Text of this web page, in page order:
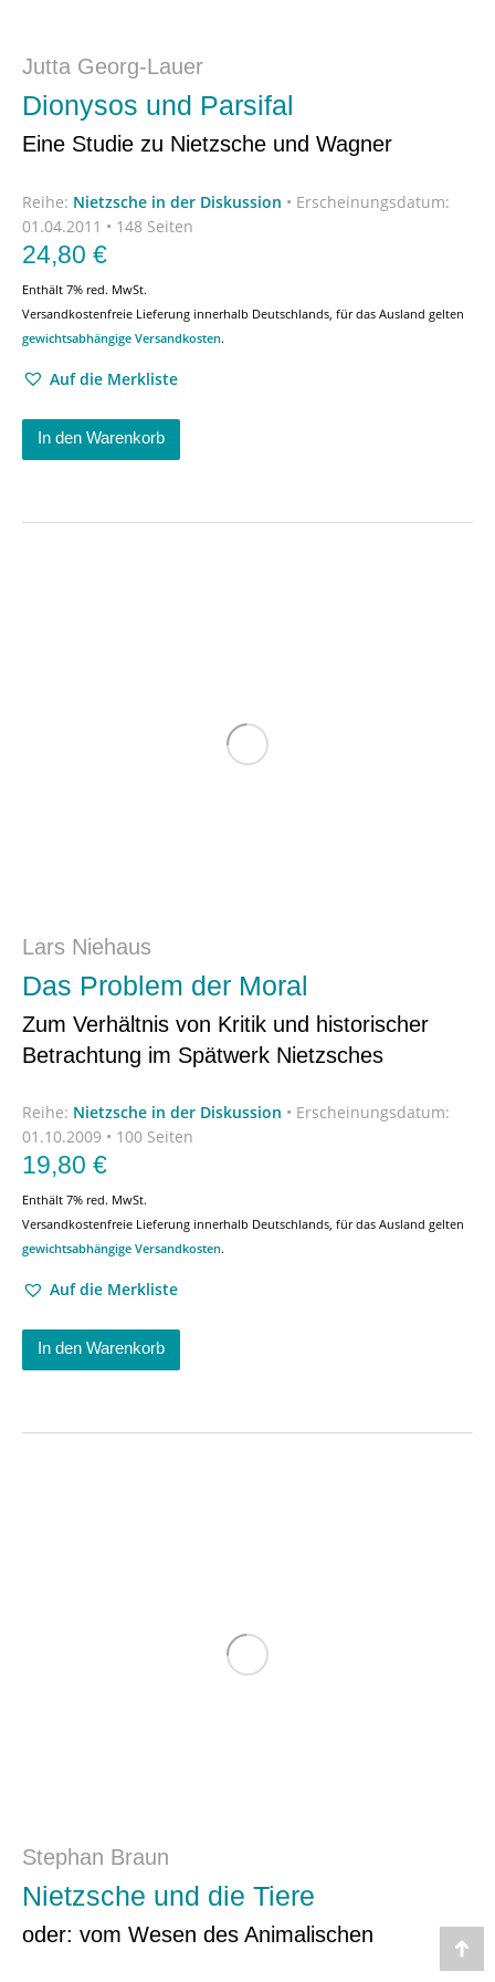
Jutta Georg-Lauer
Dionysos und Parsifal
Eine Studie zu Nietzsche und Wagner
Reihe: Nietzsche in der Diskussion • Erscheinungsdatum:
01.04.2011 • 148 Seiten
24,80 €
Enthält 7% red. MwSt.
Versandkostenfreie Lieferung innerhalb Deutschlands, für das Ausland gelten
gewichtsabhängige Versandkosten.
Auf die Merkliste
In den Warenkorb
Lars Niehaus
Das Problem der Moral
Zum Verhältnis von Kritik und historischer
Betrachtung im Spätwerk Nietzsches
Reihe: Nietzsche in der Diskussion • Erscheinungsdatum:
01.10.2009 • 100 Seiten
19,80 €
Enthält 7% red. MwSt.
Versandkostenfreie Lieferung innerhalb Deutschlands, für das Ausland gelten
gewichtsabhängige Versandkosten.
Auf die Merkliste
In den Warenkorb
Stephan Braun
Nietzsche und die Tiere
oder: vom Wesen des Animalischen
Go